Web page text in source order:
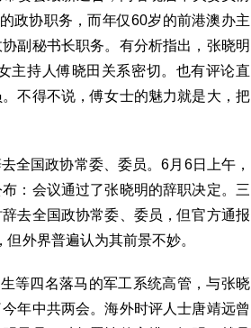
政协职务，而年仅60岁的前港澳办主
副秘书长职务。有分析指出，张晓明
主持人傅晓田关系密切。也有评论直
不得不说，傅女士的魅力就是大，把
全国政协常委、委员。6月6日上午，
：会议通过了张晓明的辞职决定。三
去全国政协常委、委员，但官方通报
外界普遍认为其前景不妙。
等四名落马的军工系统高管，与张晓
年中共两会。海外时评人士唐靖远曾